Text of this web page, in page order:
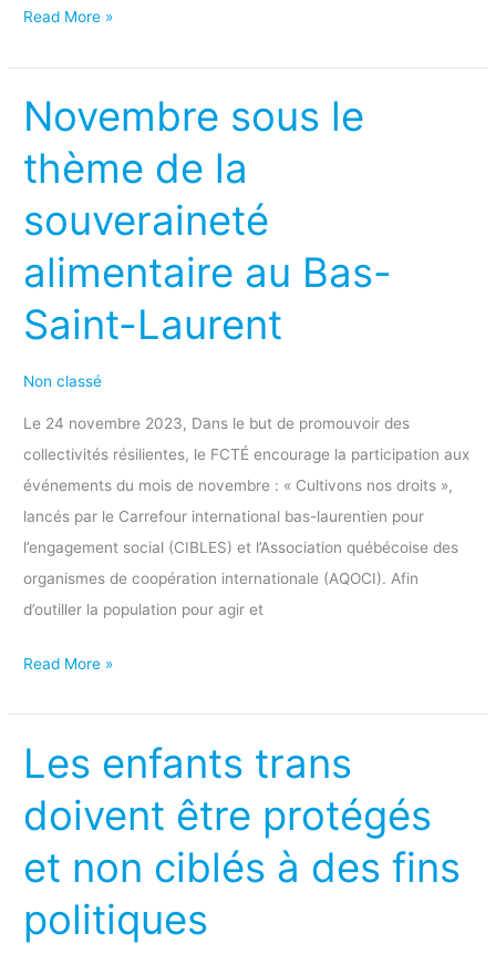
Read More »
Novembre sous le
thème de la
souveraineté
alimentaire au Bas-
Saint-Laurent
Non classé
Le 24 novembre 2023, Dans le but de promouvoir des
collectivités résilientes, le FCTÉ encourage la participation aux
événements du mois de novembre : « Cultivons nos droits »,
lancés par le Carrefour international bas-laurentien pour
l’engagement social (CIBLES) et l’Association québécoise des
organismes de coopération internationale (AQOCI). Afin
d’outiller la population pour agir et
Novembre
sous
le
de
la
souveraineté
alimentaire
Bas-
Saint-
Laurent
Read More »
Les enfants trans
doivent être protégés
et non ciblés à des fins
politiques
Les
enfants
trans
être
protégés
et